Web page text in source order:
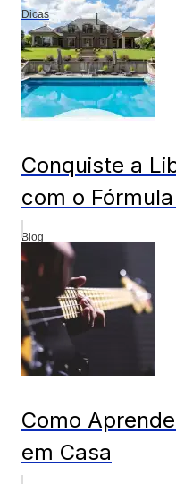
Dicas
Conquiste a
com o
Blog
Como
em Casa